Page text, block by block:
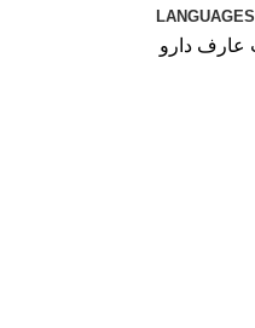
LANGUAGES